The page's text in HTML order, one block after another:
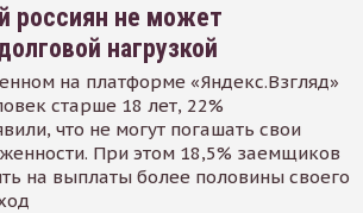
россиян не может
нагрузкой
на платформе «Яндекс.Взгляд»
старше 18 лет, 22%
что не могут погашать свои
При этом 18,5% заемщиков
на выплаты более половины своего